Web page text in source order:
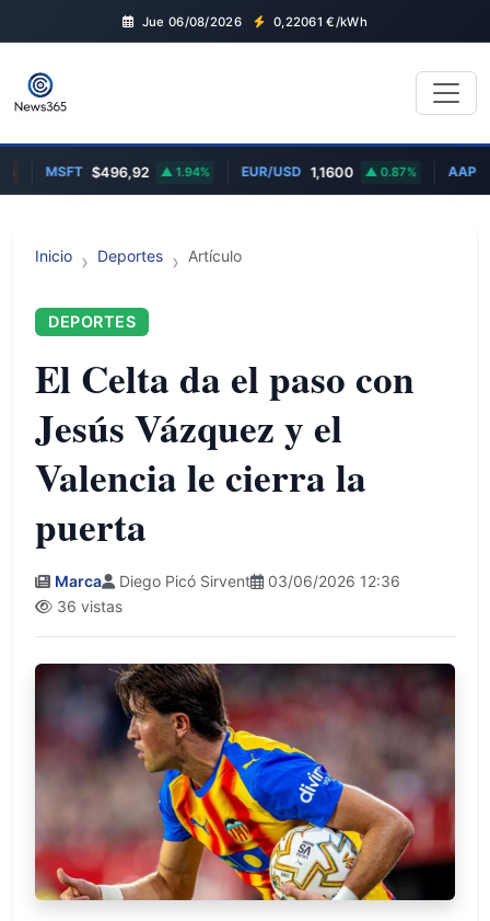
Jue 06/08/2026 0,22061 €/kWh
MSFT $496,92 1.94% EUR/USD 1,1600 0.87% AAPL
Inicio Deportes Artículo
DEPORTES
El Celta da el paso con
Jesús Vázquez y el
Valencia le cierra la
puerta
Marca Diego Picó Sirvent
03/06/2026 12:36
36 vistas